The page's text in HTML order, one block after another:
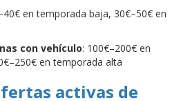
en temporada baja, 30€–50€ en
con vehículo: 100€–200€ en
en temporada alta
activas de